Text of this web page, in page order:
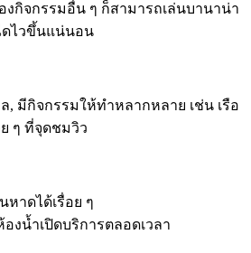
งกิจกรรมอื่น ๆ ก็สามารถเล่นบานาน่า
ดไวขึ้นแน่นอน
, มีกิจกรรมให้ทำหลากหลาย เช่น เรือ
ๆ ที่จุดชมวิว
าดได้เรื่อย ๆ
งน้ำเปิดบริการตลอดเวลา